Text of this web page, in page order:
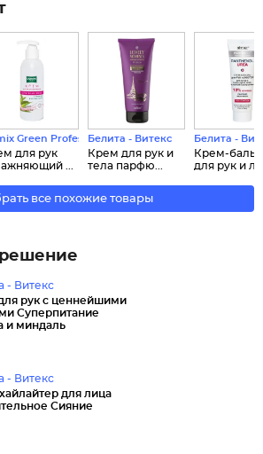
Green Professional
для рук
...
Белита - Витекс
Крем для рук и
тела парфю...
Белита -
Крем-
для рук и
все похожие товары
- Витекс
рук с ценнейшими
Суперпитание
и миндаль
- Витекс
для лица
Сияние